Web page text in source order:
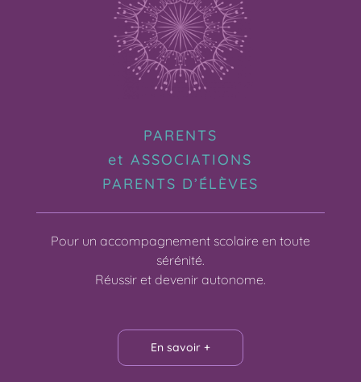
PARENTS
et ASSOCIATIONS
PARENTS D’ÉLÈVES
Pour un accompagnement scolaire en toute
sérénité.
Réussir et devenir autonome.
En savoir +